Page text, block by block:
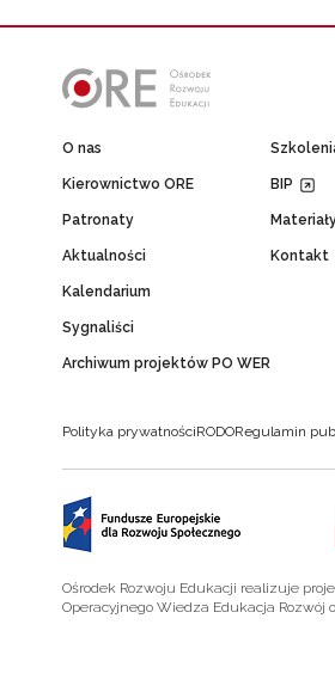
O nas
Kierownictwo ORE
Patronaty
Aktualności
Kalendarium
Sygnaliści
Archiwum projektów PO WER
BIP
Kontakt
Polityka prywatnościRODORegulamin
Ośrodek Rozwoju Edukacji realizuje
Operacyjnego Wiedza Edukacja Rozwój